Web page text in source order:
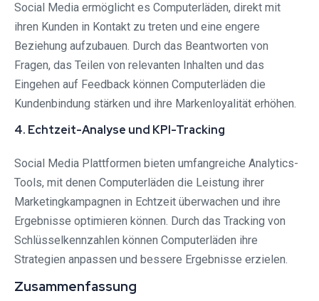
Social Media ermöglicht es Computerläden, direkt mit
ihren Kunden in Kontakt zu treten und eine engere
Beziehung aufzubauen. Durch das Beantworten von
Fragen, das Teilen von relevanten Inhalten und das
Eingehen auf Feedback können Computerläden die
Kundenbindung stärken und ihre Markenloyalität erhöhen.
4. Echtzeit-Analyse und KPI-Tracking
Social Media Plattformen bieten umfangreiche Analytics-
Tools, mit denen Computerläden die Leistung ihrer
Marketingkampagnen in Echtzeit überwachen und ihre
Ergebnisse optimieren können. Durch das Tracking von
Schlüsselkennzahlen können Computerläden ihre
Strategien anpassen und bessere Ergebnisse erzielen.
Zusammenfassung